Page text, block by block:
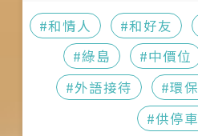
約時間
提供體驗潛水預約
時，包含氣瓶、全
一、上課教學、潛
2,500 元；請於訂
以上延期退款資訊
以旅宿官網為準，
與主人確認價格與
特殊狀況請與旅宿
以供登記住宿使用
現場提供國民旅遊卡
現場提供收據
現場不提供刷卡服務
#和情人 #和好友
#綠島
#中價位
#外語接待
#環
#供停